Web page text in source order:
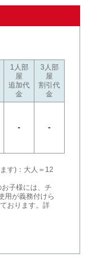
1人部
屋
追加代
金
3人部
屋
割引代
金
- -
す)：大人＝12
子様には、チ
用が義務付けら
おります。詳